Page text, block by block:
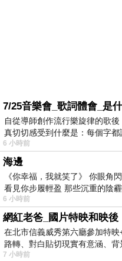
7/25音樂會_歌詞體會_是
自從導師創作流行樂旋律的歌
真切切感受到什麼是：每個字
6 小時前
海邊
《你幸福，我就笑了》 你眼角
看見你步履輕盈 那些沉重的陰
6 小時前
網紅老爸_國片特映和映後
在北市信義威秀第六廳參加特
路轉、對白貼切現實有意涵、
糊、
7 小時前